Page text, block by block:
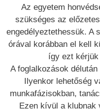
Az egyetem
szükséges az
engedélyeztethessük. A
órával korábban el kell
így ezt
A foglalkozások
Ilyenkor lehetőség
munkafázisokban,
Ezen kívül a klubnak